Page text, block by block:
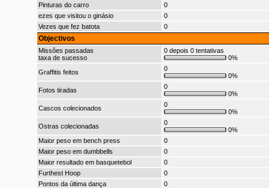
Pinturas do carro
0
ezes que visitou o ginásio
0
Vezes que fez batota
0
Objectivos
Missões passadas
taxa de sucesso
0 depois 0 tentativas
0%
Graffitis feitos
0
0%
Fotos tiradas
0
0%
Cascos colecionados
0
0%
Ostras colecionadas
0
0%
Maior peso em bench press
0
Maior peso em dumbbells
0
Maior resultado em basquetebol
0
Furthest Hoop
0
Pontos da última dança
0